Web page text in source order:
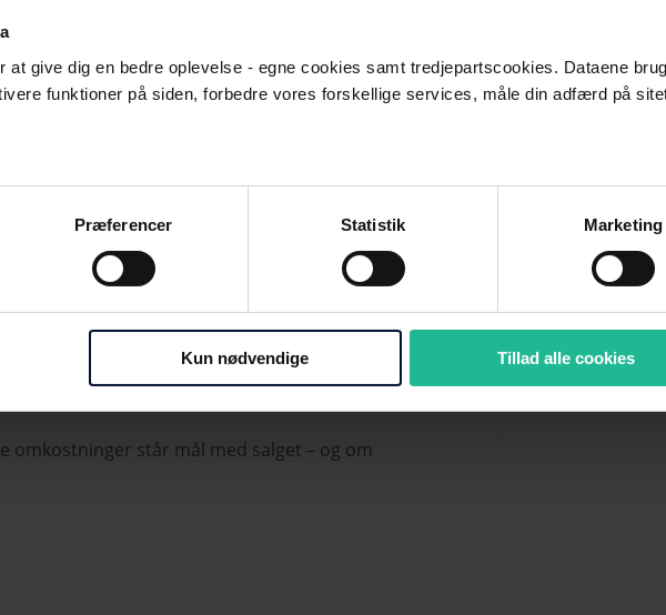
at give dig en bedre oplevelse - egne cookies samt tredjepartscookies. Dataene
funktioner på siden, forbedre vores forskellige services, måle din adfærd på
Præferencer Statistik Marketing
Kun nødvendige Tillad alle cookies
sin kapacitet – fx ved at:
budgettering og strategisk planlægning.
pr. enhed (KE)
omkostninger står mål med salget – og om